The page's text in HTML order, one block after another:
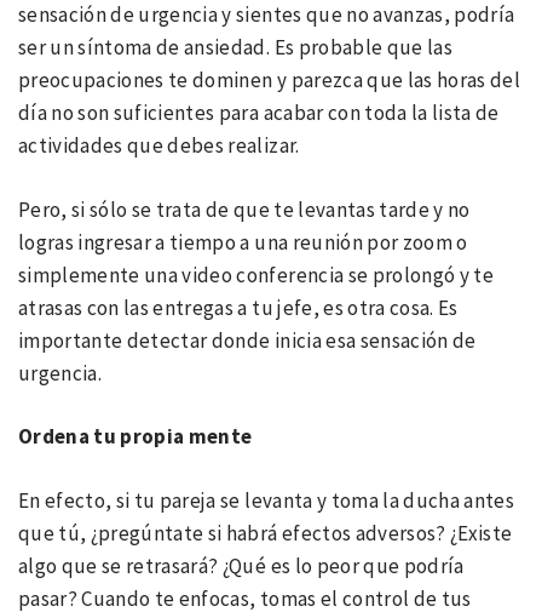
sensación de urgencia y sientes que no avanzas, podría
ser un síntoma de ansiedad. Es probable que las
preocupaciones te dominen y parezca que las horas del
día no son suficientes para acabar con toda la lista de
actividades que debes realizar.
Pero, si sólo se trata de que te levantas tarde y no
logras ingresar a tiempo a una reunión por zoom o
simplemente una video conferencia se prolongó y te
atrasas con las entregas a tu jefe, es otra cosa. Es
importante detectar donde inicia esa sensación de
urgencia.
Ordena tu propia mente
En efecto, si tu pareja se levanta y toma la ducha antes
que tú, ¿pregúntate si habrá efectos adversos? ¿Existe
algo que se retrasará? ¿Qué es lo peor que podría
pasar? Cuando te enfocas, tomas el control de tus